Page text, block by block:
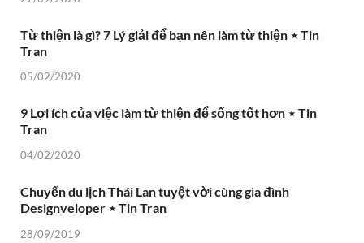
Từ thiện là gì? 7 Lý giải để bạn nên làm từ thiện ⋆ Tin
Tran
05/02/2020
9 Lợi ích của việc làm từ thiện để sống tốt hơn ⋆ Tin
Tran
04/02/2020
Chuyến du lịch Thái Lan tuyệt vời cùng gia đình
Designveloper ⋆ Tin Tran
28/09/2019